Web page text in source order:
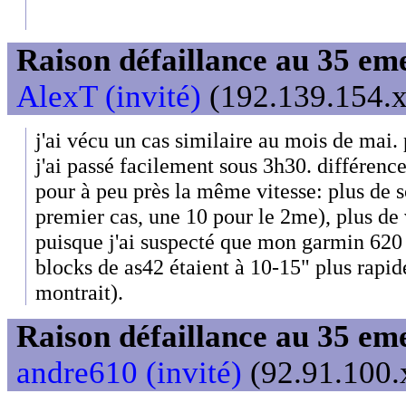
Raison défaillance au 35
AlexT (invité)
j'ai vécu un cas similaire au mois de mai.
j'ai passé facilement sous 3h30.
pour à peu près la même vitesse: plus de
premier cas, une 10 pour le 2me), plus
puisque j'ai suspecté que mon garmin
blocks de as42 étaient à 10-15" plus
montrait).
Raison défaillance au 35
andre610 (invité)